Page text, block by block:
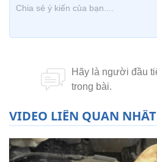
VIDEO LIÊN QUAN NHẤT